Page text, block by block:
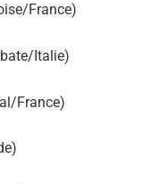
France)
Italie)
France)